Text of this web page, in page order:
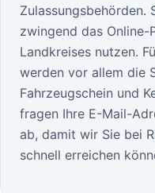
Zulassungsbehörden.
zwingend das
Landkreises nutzen.
werden vor allem die
Fahrzeugschein und
fragen Ihre E-Mail-
ab, damit wir Sie bei
schnell erreichen